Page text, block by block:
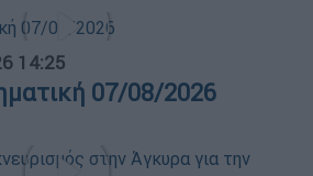
14:25
07/08/2026